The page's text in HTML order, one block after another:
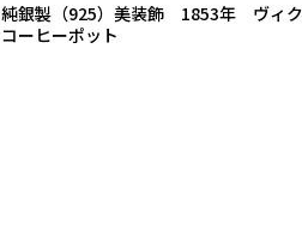
純銀製（925）美装飾 1853年 ヴィ
コーヒーポット